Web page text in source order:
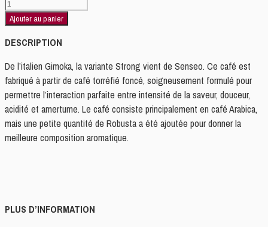
de
Fort
COMPATIBLES
SENSEO
Dosettes
480x
Ajouter au panier
DESCRIPTION
De l’italien Gimoka, la variante Strong vient de Senseo. Ce café est
fabriqué à partir de café torréfié foncé, soigneusement formulé pour
permettre l’interaction parfaite entre intensité de la saveur, douceur,
acidité et amertume. Le café consiste principalement en café Arabica,
mais une petite quantité de Robusta a été ajoutée pour donner la
meilleure composition aromatique.
PLUS D’INFORMATION